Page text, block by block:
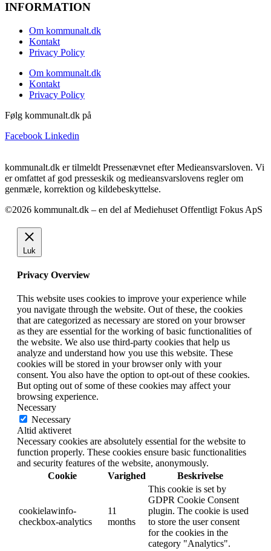
INFORMATION
Om kommunalt.dk
Kontakt
Privacy Policy
Om kommunalt.dk
Kontakt
Privacy Policy
Følg kommunalt.dk på
Facebook Linkedin
kommunalt.dk er tilmeldt Pressenævnet efter Medieansvarsloven. Vi
er omfattet af god presseskik og medieansvarslovens regler om
genmæle, korrektion og kildebeskyttelse.
©2026 kommunalt.dk – en del af Mediehuset Offentligt Fokus ApS
Luk
Privacy Overview
This website uses cookies to improve your experience while
you navigate through the website. Out of these, the cookies
that are categorized as necessary are stored on your browser
as they are essential for the working of basic functionalities of
the website. We also use third-party cookies that help us
analyze and understand how you use this website. These
cookies will be stored in your browser only with your
consent. You also have the option to opt-out of these cookies.
But opting out of some of these cookies may affect your
browsing experience.
Necessary
Necessary
Altid aktiveret
Necessary cookies are absolutely essential for the website to
function properly. These cookies ensure basic functionalities
and security features of the website, anonymously.
Cookie
Varighed Beskrivelse
cookielawinfo-
checkbox-analytics
11
months
This cookie is set by
GDPR Cookie Consent
plugin. The cookie is used
to store the user consent
for the cookies in the
category "Analytics".